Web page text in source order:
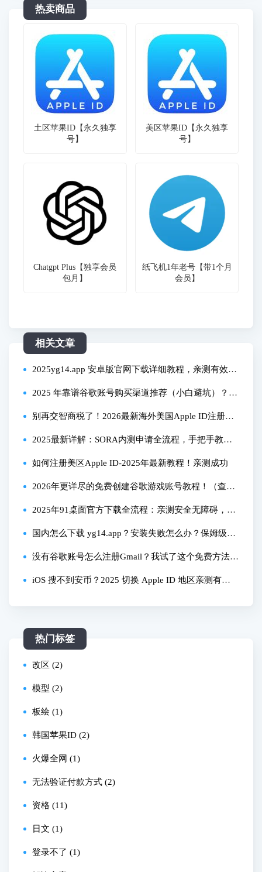
热卖商品
土区苹果ID【永久独享
号】
美区苹果ID【永久独享
号】
Chatgpt Plus【独享会员
包月】
纸飞机1年老号【带1个月
会员】
相关文章
2025yg14.app 安卓版官网下载详细教程，亲测有效无
拦截！
2025 年靠谱谷歌账号购买渠道推荐（小白避坑）？亲
测 3 个平台哪个更稳？
别再交智商税了！2026最新海外美国Apple ID注册神
技，手把手教你，小白必看！
2025最新详解：SORA内测申请全流程，手把手教你
获取资格！
如何注册美区Apple ID-2025年最新教程！亲测成功
2026年更详尽的免费创建谷歌游戏账号教程！（查看
置顶评论）
2025年91桌面官方下载全流程：亲测安全无障碍，一
篇搞定所有平台
国内怎么下载 yg14.app？安装失败怎么办？保姆级教
程来了
没有谷歌账号怎么注册Gmail？我试了这个免费方法，
省时又简单
iOS 搜不到安币？2025 切换 Apple ID 地区亲测有效
热门标签
改区 (2)
模型 (2)
板绘 (1)
韩国苹果ID (2)
火爆全网 (1)
无法验证付款方式 (2)
资格 (11)
日文 (1)
登录不了 (1)